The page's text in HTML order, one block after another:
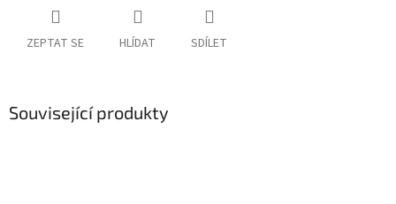
ZEPTAT SE HLÍDAT SDÍLET
Související produkty